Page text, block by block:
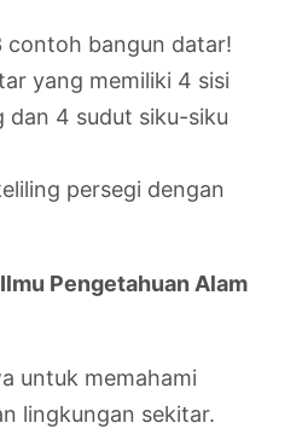
contoh bangun datar!
yang memiliki 4 sisi
dan 4 sudut siku-siku
persegi dengan
Pengetahuan Alam
untuk memahami
lingkungan sekitar.